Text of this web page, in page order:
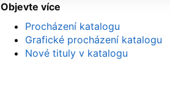
Objevte více
Procházení katalogu
Grafické procházení katalogu
Nové tituly v katalogu